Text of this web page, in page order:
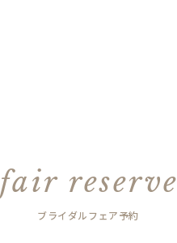
fair reserve
ブライダルフェア予約